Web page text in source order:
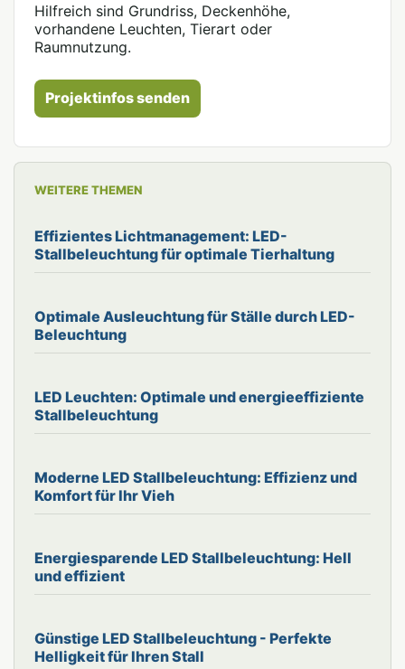
Hilfreich sind Grundriss, Deckenhöhe,
vorhandene Leuchten, Tierart oder
Raumnutzung.
Projektinfos senden
WEITERE THEMEN
Effizientes Lichtmanagement: LED-
Stallbeleuchtung für optimale Tierhaltung
Optimale Ausleuchtung für Ställe durch LED-
Beleuchtung
LED Leuchten: Optimale und energieeffiziente
Stallbeleuchtung
Moderne LED Stallbeleuchtung: Effizienz und
Komfort für Ihr Vieh
Energiesparende LED Stallbeleuchtung: Hell
und effizient
Günstige LED Stallbeleuchtung - Perfekte
Helligkeit für Ihren Stall